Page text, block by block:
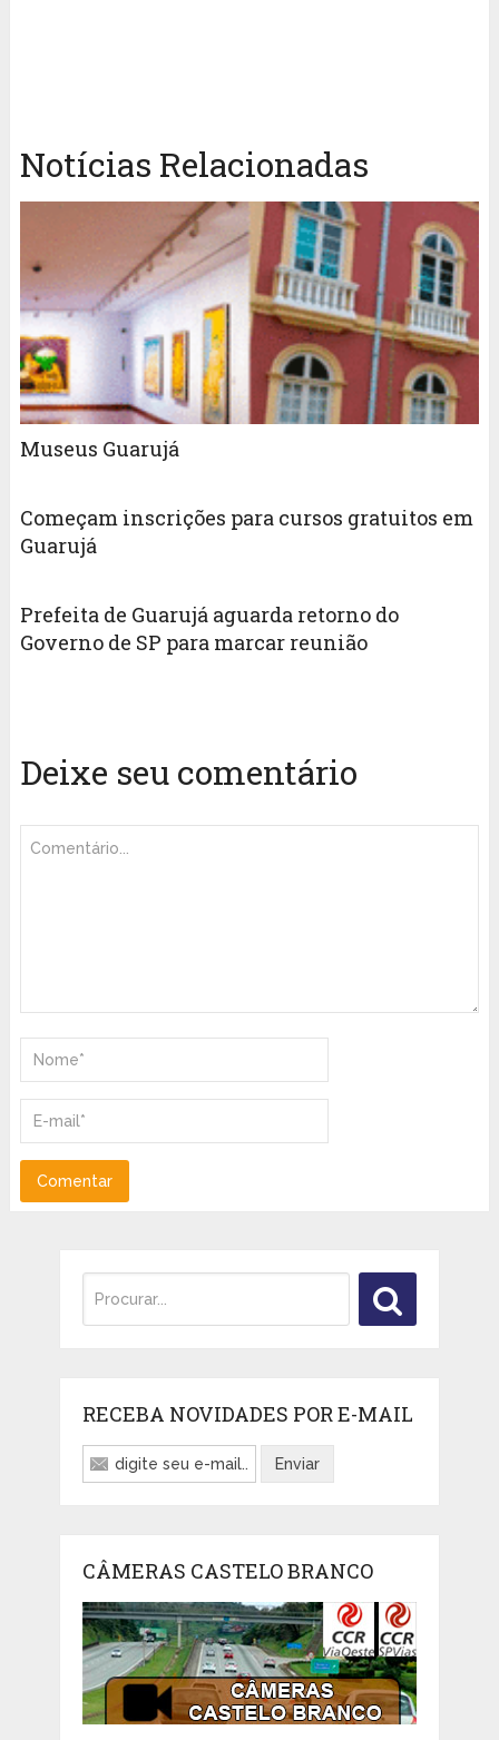
Notícias Relacionadas
Museus Guarujá
Começam inscrições para cursos gratuitos em
Guarujá
Prefeita de Guarujá aguarda retorno do
Governo de SP para marcar reunião
Deixe seu comentário
RECEBA NOVIDADES POR E-MAIL
CÂMERAS CASTELO BRANCO